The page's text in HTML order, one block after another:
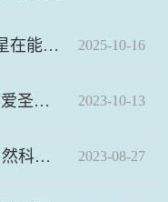
我院王治教授与博士生彭星星在能源经济领域顶刊EE发文 2025-10-16
涂正革教授团队论文获首届“爱圣—华大学报优秀论文奖” 2023-10-13
我院获批4项2023年度国家自然科学基金项目 2023-08-27